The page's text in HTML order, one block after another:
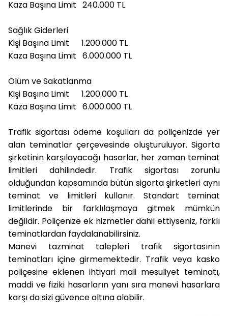
Kaza Başına Limit 240.000 TL
Sağlık Giderleri
Kişi Başına Limit 1.200.000 TL
Kaza Başına Limit 6.000.000 TL
Ölüm ve Sakatlanma
Kişi Başına Limit 1.200.000 TL
Kaza Başına Limit 6.000.000 TL
Trafik sigortası ödeme koşulları da poliçenizde yer
alan teminatlar çerçevesinde oluşturuluyor. Sigorta
şirketinin karşılayacağı hasarlar, her zaman teminat
limitleri dahilindedir. Trafik sigortası zorunlu
olduğundan kapsamında bütün sigorta şirketleri aynı
teminat ve limitleri kullanır. Standart teminat
limitlerinde bir farklılaşmaya gitmek mümkün
değildir. Poliçenize ek hizmetler dahil ettiyseniz, farklı
teminatlardan faydalanabilirsiniz.
Manevi tazminat talepleri trafik sigortasının
teminatları içine girmemektedir. Trafik veya kasko
poliçesine eklenen ihtiyari mali mesuliyet teminatı,
maddi ve fiziki hasarların yanı sıra manevi hasarlara
karşı da sizi güvence altına alabilir.